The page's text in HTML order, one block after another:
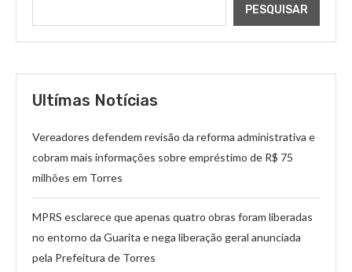
PESQUISAR
Ultímas Notícias
Vereadores defendem revisão da reforma administrativa e
cobram mais informações sobre empréstimo de R$ 75
milhões em Torres
MPRS esclarece que apenas quatro obras foram liberadas
no entorno da Guarita e nega liberação geral anunciada
pela Prefeitura de Torres